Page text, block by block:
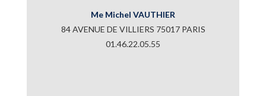
Me Michel VAUTHIER
84 AVENUE DE VILLIERS 75017 PARIS
01.46.22.05.55